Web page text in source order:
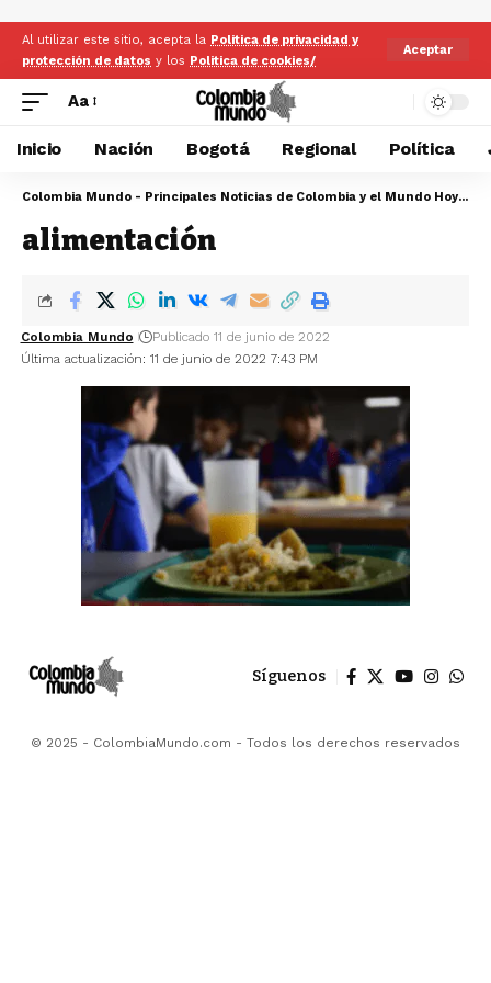
Al utilizar este sitio, acepta la Politica de privacidad y
protección de datos y los Politica de cookies/
Aceptar
Aa
Inicio Nación Bogotá Regional Política
Colombia Mundo - Principales Noticias de Colombia y el Mundo Hoy
>
alimentación
Última actualización: 11 de junio de 2022 7:43 PM
Colombia Mundo Publicado 11 de junio de 2022
Síguenos
© 2025 - ColombiaMundo.com - Todos los derechos reservados